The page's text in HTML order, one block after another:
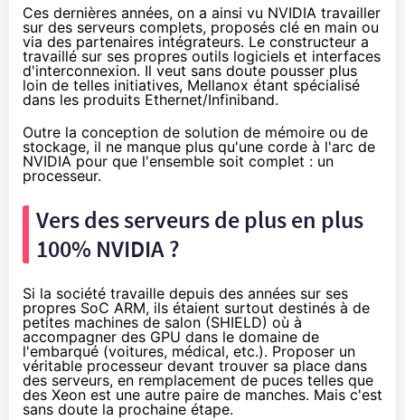
Ces dernières années, on a ainsi vu NVIDIA travailler
sur des serveurs complets, proposés clé en main ou
via des partenaires intégrateurs. Le constructeur a
travaillé sur ses propres outils logiciels et interfaces
d'interconnexion. Il veut sans doute pousser plus
loin de telles initiatives, Mellanox étant spécialisé
dans les produits Ethernet/Infiniband.
Outre la conception de solution de mémoire ou de
stockage, il ne manque plus qu'une corde à l'arc de
NVIDIA pour que l'ensemble soit complet : un
processeur.
Vers des serveurs de plus en plus
100% NVIDIA ?
Si la société travaille depuis des années sur ses
propres SoC ARM, ils étaient surtout destinés à de
petites machines de salon (SHIELD) où à
accompagner des GPU dans le domaine de
l'embarqué (voitures, médical, etc.). Proposer un
véritable processeur devant trouver sa place dans
des serveurs, en remplacement de puces telles que
des Xeon est une autre paire de manches. Mais c'est
sans doute la prochaine étape.